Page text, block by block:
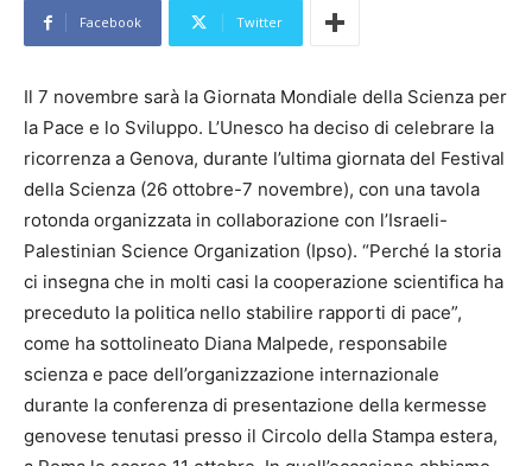
Facebook Twitter
Il 7 novembre sarà la Giornata Mondiale della Scienza per
la Pace e lo Sviluppo. L’Unesco ha deciso di celebrare la
ricorrenza a Genova, durante l’ultima giornata del Festival
della Scienza (26 ottobre-7 novembre), con una tavola
rotonda organizzata in collaborazione con l’Israeli-
Palestinian Science Organization (Ipso). “Perché la storia
ci insegna che in molti casi la cooperazione scientifica ha
preceduto la politica nello stabilire rapporti di pace”,
come ha sottolineato Diana Malpede, responsabile
scienza e pace dell’organizzazione internazionale
durante la conferenza di presentazione della kermesse
genovese tenutasi presso il Circolo della Stampa estera,